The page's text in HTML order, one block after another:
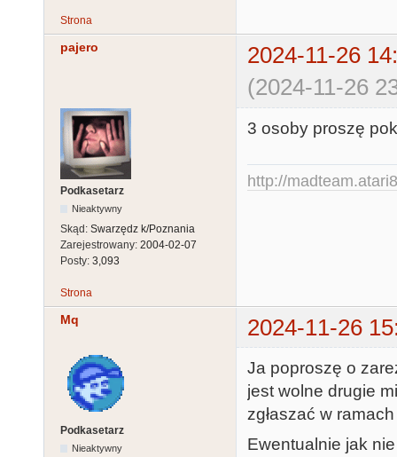
Strona
pajero
2024-11-26
(2024-11-26
Podkasetarz
Nieaktywny
Skąd: Swarzędz k/Poznania
Zarejestrowany: 2004-02-07
Posty: 3,093
3 osoby proszę
http://
Strona
Mq 2024-11-26
Podkasetarz
Nieaktywny
Ja poproszę o
jest wolne drugie
zgłaszać w
Ewentualnie jak